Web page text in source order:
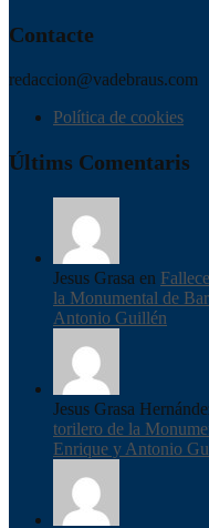
Contacte
redaccion@vadebraus.com
Política de cookies
Últims Comentaris
Jesus Grasa en
la Monumental de
Antonio Guillén
Jesus Grasa
torilero de la
Enrique y Antonio